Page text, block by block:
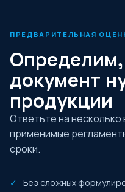
ПРЕДВАРИТЕЛЬНАЯ
Определим,
документ
продукции
Ответьте на
применимые
сроки.
Без сложных